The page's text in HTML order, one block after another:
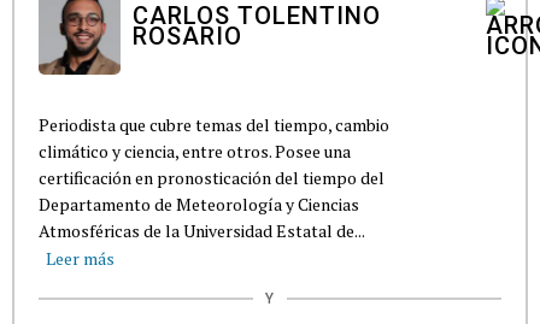
CARLOS TOLENTINO
ROSARIO
Periodista que cubre temas del tiempo, cambio
climático y ciencia, entre otros. Posee una
certificación en pronosticación del tiempo del
Departamento de Meteorología y Ciencias
Atmosféricas de la Universidad Estatal de...
Leer más
Y